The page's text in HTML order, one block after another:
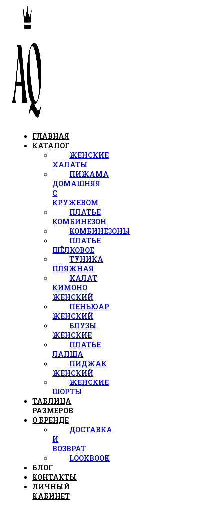
ГЛАВНАЯ
КАТАЛОГ
ЖЕНСКИЕ
ХАЛАТЫ
ПИЖАМА
ДОМАШНЯЯ
С
КРУЖЕВОМ
ПЛАТЬЕ
КОМБИНЕЗОН
КОМБИНЕЗОНЫ
ПЛАТЬЕ
ШЁЛКОВОЕ
ТУНИКА
ПЛЯЖНАЯ
ХАЛАТ
КИМОНО
ЖЕНСКИЙ
ПЕНЬЮАР
ЖЕНСКИЙ
БЛУЗЫ
ЖЕНСКИЕ
ПЛАТЬЕ
ЛАПША
ПИДЖАК
ЖЕНСКИЙ
ЖЕНСКИЕ
ШОРТЫ
ТАБЛИЦА
РАЗМЕРОВ
О БРЕНДЕ
ДОСТАВКА
И
ВОЗВРАТ
LOOKBOOK
БЛОГ
КОНТАКТЫ
ЛИЧНЫЙ
КАБИНЕТ